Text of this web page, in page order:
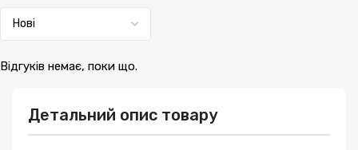
Детальний опис товару
Відгуків немає, поки що.